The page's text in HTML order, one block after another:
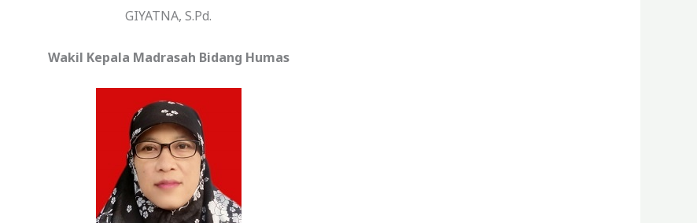
GIYATNA, S.Pd.
Wakil Kepala Madrasah Bidang Humas